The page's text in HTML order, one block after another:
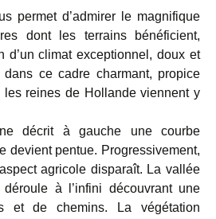
permet d’admirer le magnifique
dont les terrains bénéficient,
d’un climat exceptionnel, doux et
dans ce cadre charmant, propice
les reines de Hollande viennent y
décrit à gauche une courbe
devient pentue. Progressivement,
agricole disparaît. La vallée
déroule à l’infini découvrant une
et de chemins. La végétation